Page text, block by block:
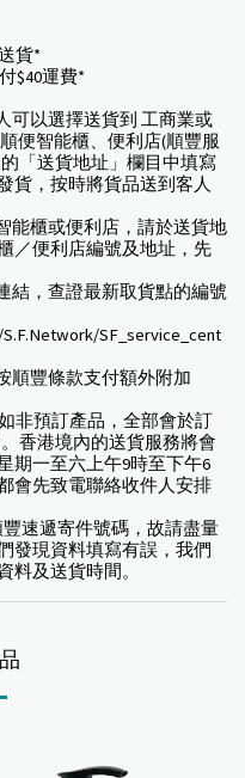
貨*
$40運費*
可以選擇送貨到 工商業或
便智能櫃、便利店(順豐服
「送貨地址」欄目中填寫
貨，按時將貨品送到客人
能櫃或便利店，請於送貨地
／便利店編號及地址，先
結，查證最新取貨點的編號
SF_service_cent
順豐條款支付額外附加
非預訂產品，全部會於訂
香港境內的送貨服務將會
期一至六上午9時至下午6
會先致電聯絡收件人安排
豐速遞寄件號碼，故請盡量
發現資料填寫有誤，我們
料及送貨時間。